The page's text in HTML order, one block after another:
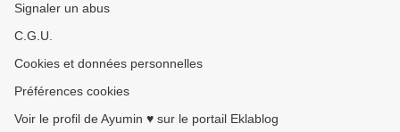
Signaler un abus
C.G.U.
Cookies et données personnelles
Préférences cookies
Voir le profil de Ayumin ♥ sur le portail Eklablog